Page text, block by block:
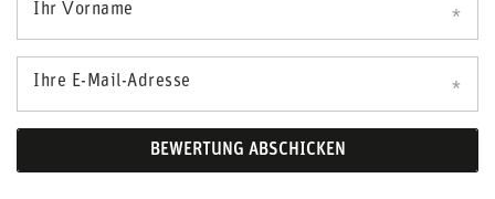
Ihr Vorname
Ihre E-Mail-Adresse
BEWERTUNG ABSCHICKEN